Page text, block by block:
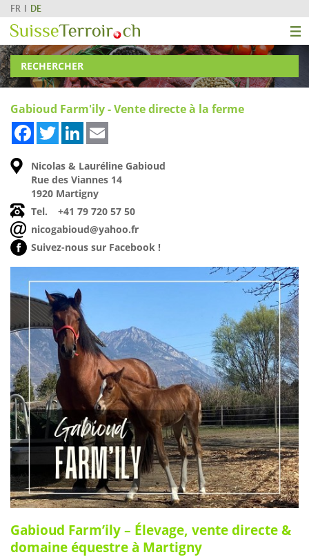
FR DE
RECHERCHER
Gabioud Farm'ily - Vente directe à la ferme
FacebookTwitterLinkedIn
Nicolas & Lauréline Gabioud
Rue des Viannes 14
1920 Martigny
Tel.
+41 79 720 57 50
nicogabioud@yahoo.fr
Suivez-nous sur Facebook !
Gabioud Farm’ily – Élevage, vente directe &
domaine équestre à Martigny